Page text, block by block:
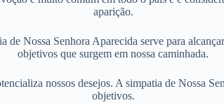
aparição.
Nossa Senhora Aparecida serve para
objetivos que surgem em nossa caminhada.
nossos desejos. A simpatia de Nossa
objetivos.